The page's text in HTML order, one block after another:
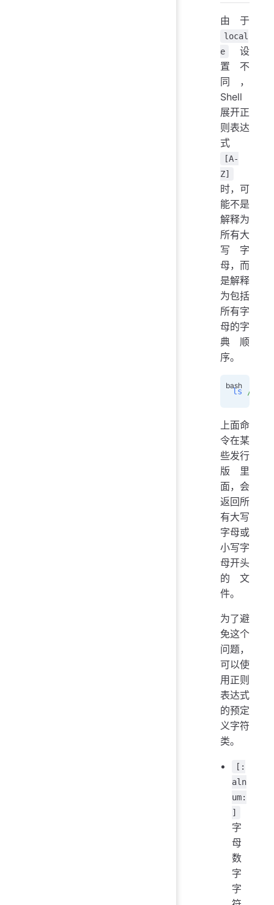
由于
local
e
设
置不
同，
Shell
展开正
则表达
式
[A-
Z]
时，可
能不是
解释为
所有大
写字
母，而
是解释
为包括
所有字
母的字
典顺
序。
ls /usr/
上面命
令在某
些发行
版里
面，会
返回所
有大写
字母或
小写字
母开头
的文
件。
为了避
免这个
问题，
可以使
用正则
表达式
的预定
义字符
类。
[:
aln
um:
]
字
母
数
字
字